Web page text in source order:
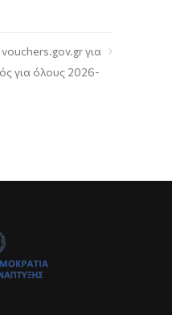
vouchers.gov.gr για
για όλους 2026-